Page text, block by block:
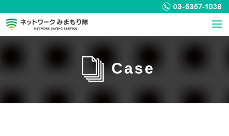
ホーム
サービス
お客様の声
事例
トピックス
お問合せ
Case